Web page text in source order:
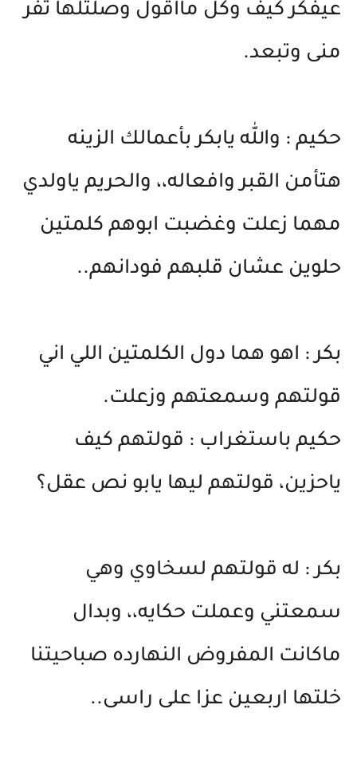
عيفكر كيف وكل مااقول وصلتلها تفر
منى وتبعد.
حكيم : والله يابكر بأعمالك الزينه
هتأمن القبر وافعاله،، والحريم ياولدي
مهما زعلت وغضبت ابوهم كلمتين
حلوين عشان قلبهم فودانهم..
بكر : اهو هما دول الكلمتين اللي اني
قولتهم وسمعتهم وزعلت.
حكيم باستغراب : قولتهم كيف
ياحزين، قولتهم ليها يابو نص عقل؟
بكر : له قولتهم لسخاوي وهي
سمعتني وعملت حكايه،، وبدال
ماكانت المفروض النهارده صباحيتنا
خلتها اربعين عزا على راسى..